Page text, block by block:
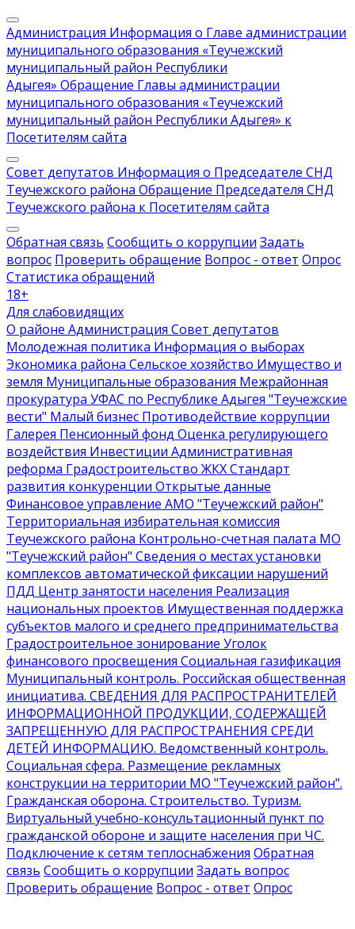
Администрация Информация о Главе администрации
муниципального образования «Теучежский
муниципальный район Республики
Адыгея» Обращение Главы администрации
муниципального образования «Теучежский
муниципальный район Республики Адыгея» к
Посетителям сайта
Совет депутатов Информация о Председателе СНД
Теучежского района Обращение Председателя СНД
Теучежского района к Посетителям сайта
Обратная связь Сообщить о коррупции Задать
вопрос Проверить обращение Вопрос - ответ Опрос
Статистика обращений
18+
Для слабовидящих
О районе Администрация Совет депутатов
Молодежная политика Информация о выборах
Экономика района Сельское хозяйство Имущество и
земля Муниципальные образования Межрайонная
прокуратура УФАС по Республике Адыгея "Теучежские
вести" Малый бизнес Противодействие коррупции
Галерея Пенсионный фонд Оценка регулирующего
воздействия Инвестиции Административная
реформа Градостроительство ЖКХСтандарт
развития конкуренции Открытые данные
Финансовое управление АМО "Теучежский район"
Территориальная избирательная комиссия
Теучежского района Контрольно-счетная палата МО
"Теучежский район" Сведения о местах установки
комплексов автоматической фиксации нарушений
ПДД Центр занятости населения Реализация
национальных проектов Имущественная поддержка
субъектов малого и среднего предпринимательства
Градостроительное зонирование Уголок
финансового просвещения Социальная газификация
Муниципальный контроль. Российская общественная
инициатива. СВЕДЕНИЯ ДЛЯ РАСПРОСТРАНИТЕЛЕЙ
ИНФОРМАЦИОННОЙ ПРОДУКЦИИ, СОДЕРЖАЩЕЙ
ЗАПРЕЩЕННУЮ ДЛЯ РАСПРОСТРАНЕНИЯ СРЕДИ
ДЕТЕЙ ИНФОРМАЦИЮ. Ведомственный контроль.
Социальная сфера. Размещение рекламных
конструкции на территории МО "Теучежский район".
Гражданская оборона. Строительство. Туризм.
Виртуальный учебно-консультационный пункт по
гражданской обороне и защите населения при ЧС.
Подключение к сетям теплоснабжения Обратная
связь Сообщить о коррупции Задать вопрос
Проверить обращение Вопрос - ответ Опрос